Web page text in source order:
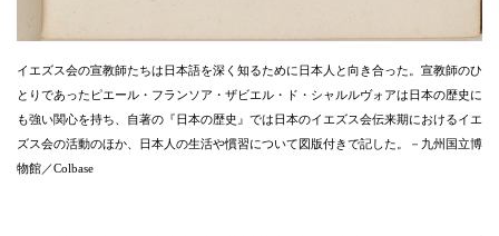
イエズス会の宣教師たちは日本語を深く知るために日本人と向き合った。宣教師のひ
とりであったピエール・フランソア・ザビエル・ド・シャルルヴォアは日本の歴史に
も強い関心を持ち、自著の『日本の歴史』では日本のイエズス会伝来期におけるイエ
ズス会の活動のほか、日本人の生活や慣習について図版付きで記した。－九州国立博
物館／Colbase